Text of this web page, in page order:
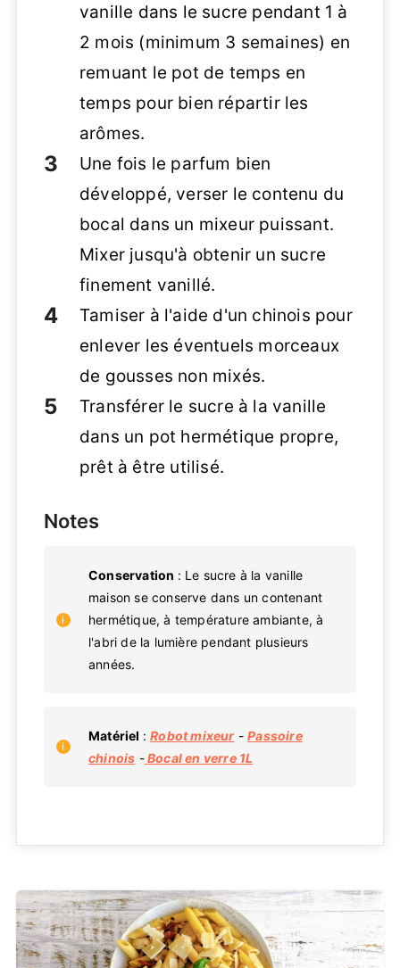
vanille dans le sucre pendant 1 à
2 mois (minimum 3 semaines) en
remuant le pot de temps en
temps pour bien répartir les
arômes.
Une fois le parfum bien
développé, verser le contenu du
bocal dans un mixeur puissant.
Mixer jusqu'à obtenir un sucre
finement vanillé.
Tamiser à l'aide d'un chinois pour
enlever les éventuels morceaux
de gousses non mixés.
Transférer le sucre à la vanille
dans un pot hermétique propre,
prêt à être utilisé.
Notes
Conservation : Le sucre à la vanille
maison se conserve dans un contenant
hermétique, à température ambiante, à
l'abri de la lumière pendant plusieurs
années.
Matériel :Robot mixeur -Passoire
chinois -Bocal en verre 1L